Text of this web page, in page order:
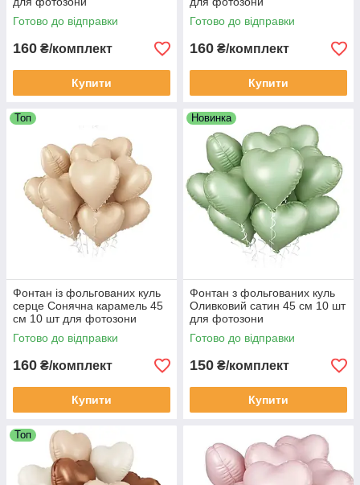
Готово до відправки
160 ₴/комплект
Купити
Готово до відправки
160 ₴/комплект
Купити
Топ
Фонтан із фольгованих куль
серце Сонячна карамель 45
см 10 шт для фотозони
Готово до відправки
160 ₴/комплект
Купити
Новинка
Фонтан з фольгованих куль
Оливковий сатин 45 см 10 шт
для фотозони
Готово до відправки
150 ₴/комплект
Купити
Топ